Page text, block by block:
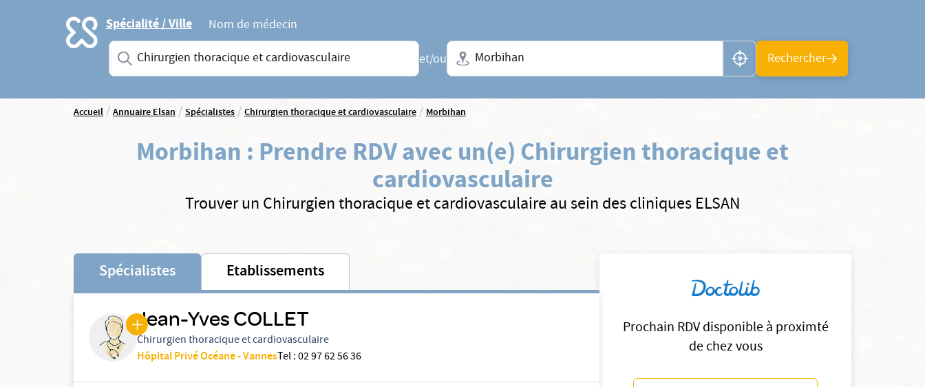
Accueil Spécialité / Ville
Nom de médecin
Saisissez une spécialité ou un service
et/ou
Ville + N° de département, région ou CP
Rechercher
Accueil/Annuaire Elsan/Spécialistes/Chirurgien thoracique et cardiovasculaire/Morbihan
Morbihan : Prendre RDV avec un(e) Chirurgien thoracique et
cardiovasculaire
Trouver un Chirurgien thoracique et cardiovasculaire au sein des cliniques ELSAN
Prochain RDV disponible à proximté
de chez vous
Spécialistes Etablissements
Jean-Yves COLLET
Chirurgien thoracique et cardiovasculaire
Hôpital Privé Océane - VannesTel:02 97 62 56 36